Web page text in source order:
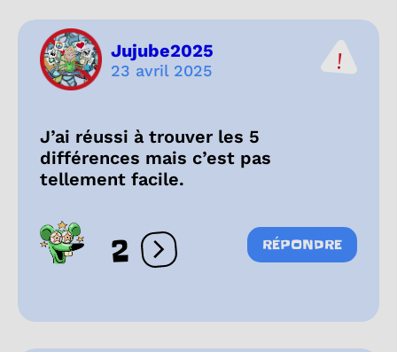
Jujube2025
23 avril 2025
J’ai réussi à trouver les 5
différences mais c’est pas
tellement facile.
2 Ouvrir les réactions
RÉPONDRE